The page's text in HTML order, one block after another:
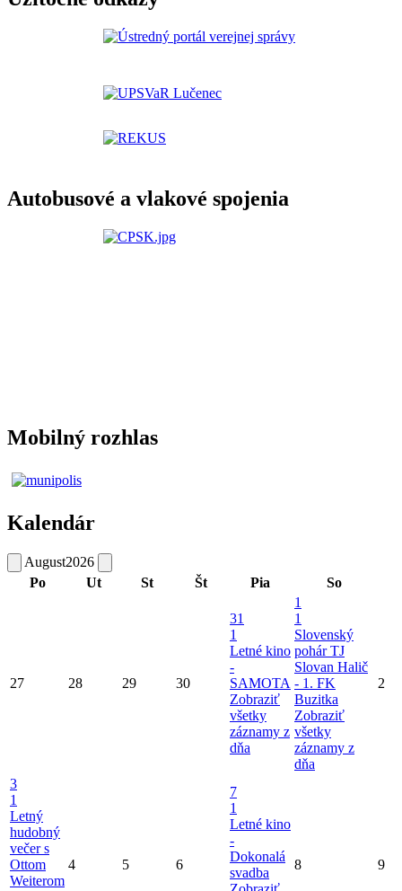
Autobusové a vlakové spojenia
Mobilný rozhlas
Kalendár
August2026
Po
Ut St Št Pia So
27 28 29 30
31
1
Letné kino
-
SAMOTA
Zobraziť
všetky
záznamy z
dňa
1
1
Slovenský
pohár TJ
Slovan Halič
- 1. FK
Buzitka
Zobraziť
všetky
záznamy z
dňa
2
3
1
Letný
hudobný
večer s
Ottom
Weiterom
4 5 6
7
1
Letné kino
-
Dokonalá
svadba
8 9